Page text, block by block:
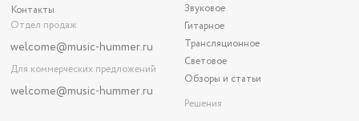
Контакты
Отдел продаж
welcome@music-hummer.ru
Для коммерческих предложений
welcome@music-hummer.ru
Звуковое
Гитарное
Трансляционное
Световое
Обзоры и статьи
Решения